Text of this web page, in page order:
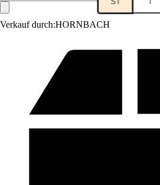
Verkauf durch:HORNBACH